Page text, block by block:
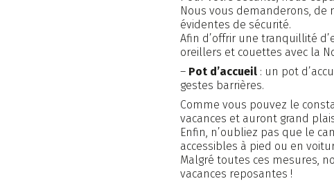
Nous vous demanderons, de
évidentes de sécurité.
Afin d’offrir une tranquillité
oreillers et couettes avec la
– Pot d’accueil: un pot
gestes barrières.
Comme vous pouvez le
vacances et auront grand
Enfin, n’oubliez pas que le
accessibles à pied ou en
Malgré toutes ces mesures,
vacances reposantes !